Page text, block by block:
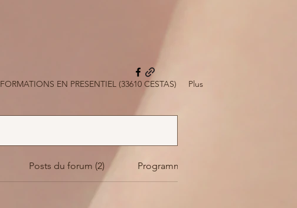
FORMATIONS EN PRESENTIEL (33610 CESTAS) Plus
Posts du forum (2) Programmes (573)